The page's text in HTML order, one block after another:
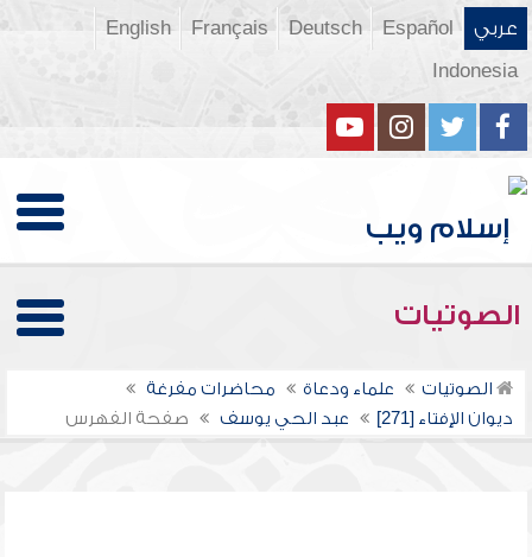
عربي Español
Deutsch
Français
English
Indonesia
الصوتيات
الصوتيات علماء ودعاة
محاضرات مفرغة
ديوان الإفتاء [271]
عبد الحي يوسف صفحة الفهرس